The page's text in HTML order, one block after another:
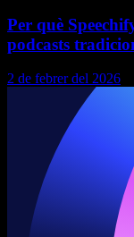
Per què
podcasts
2 de febrer del 2026